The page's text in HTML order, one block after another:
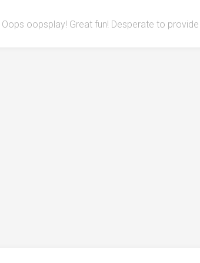
Oops oopsplay! Great fun! Desperate to